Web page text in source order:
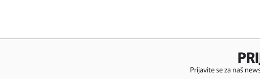
Prijavite se za naš